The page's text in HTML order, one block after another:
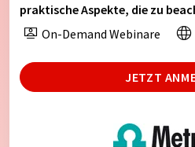
praktische Aspekte, die zu
On-Demand Webinare
JETZT